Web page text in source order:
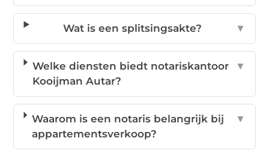
Wat is een splitsingsakte? ▼
Welke diensten biedt notariskantoor
Kooijman Autar?
▼
Waarom is een notaris belangrijk bij
appartementsverkoop?
▼